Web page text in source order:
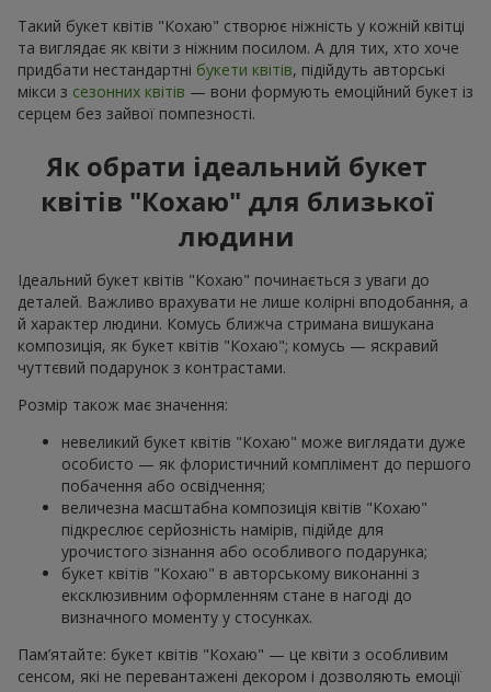
Такий букет квітів "Кохаю" створює ніжність у кожній квітці
та виглядає як квіти з ніжним посилом. А для тих, хто хоче
придбати нестандартні букети квітів, підійдуть авторські
мікси з сезонних квітів — вони формують емоційний букет із
серцем без зайвої помпезності.
Як обрати ідеальний букет
квітів "Кохаю" для близької
людини
Ідеальний букет квітів "Кохаю" починається з уваги до
деталей. Важливо врахувати не лише колірні вподобання, а
й характер людини. Комусь ближча стримана вишукана
композиція, як букет квітів "Кохаю"; комусь — яскравий
чуттєвий подарунок з контрастами.
Розмір також має значення:
невеликий букет квітів "Кохаю" може виглядати дуже
особисто — як флористичний комплімент до першого
побачення або освідчення;
величезна масштабна композиція квітів "Кохаю"
підкреслює серйозність намірів, підійде для
урочистого зізнання або особливого подарунка;
букет квітів "Кохаю" в авторському виконанні з
ексклюзивним оформленням стане в нагоді до
визначного моменту у стосунках.
Пам’ятайте: букет квітів "Кохаю" — це квіти з особливим
сенсом, які не перевантажені декором і дозволяють емоції